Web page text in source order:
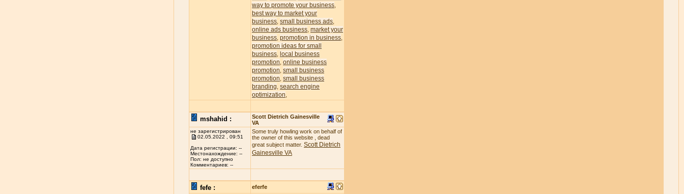
way to promote your business
best way to market your
business small business ads
online ads business market your
business promotion in business
promotion ideas for small
business
local business
promotion online business
promotion small business
promotion small business
branding search engine
optimization
mshahid :
Scott Dietrich Gainesville
VA
не зарегистрирован
02.05.2022 , 09:51
Дата регистрации: --
Местонахождение: --
Пол: не доступно
Комментариев: --
Some truly howling work on behalf of
the owner of this website , dead
great subject matter. Scott Dietrich
Gainesville VA
fefe : eferfe